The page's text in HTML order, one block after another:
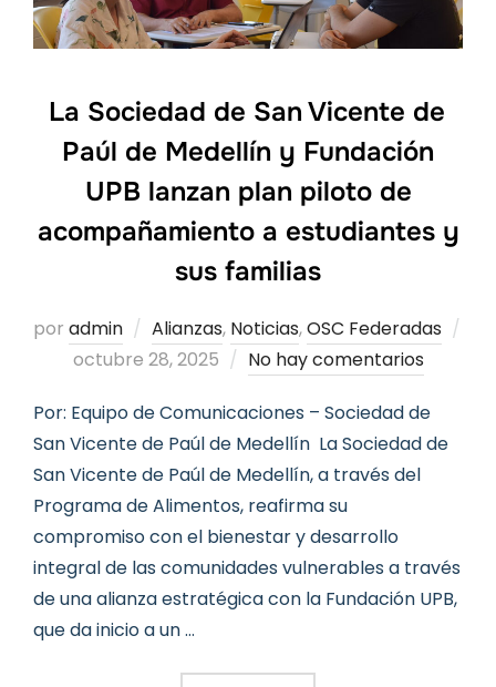
La Sociedad de San Vicente de
Paúl de Medellín y Fundación
UPB lanzan plan piloto de
acompañamiento a estudiantes y
sus familias
por admin Alianzas, Noticias,OSC Federadas
Publicado
octubre 28, 2025 No hay comentarios
Por: Equipo de Comunicaciones – Sociedad de
San Vicente de Paúl de Medellín La Sociedad de
San Vicente de Paúl de Medellín, a través del
Programa de Alimentos, reafirma su
compromiso con el bienestar y desarrollo
integral de las comunidades vulnerables a través
de una alianza estratégica con la Fundación UPB,
que da inicio a un …